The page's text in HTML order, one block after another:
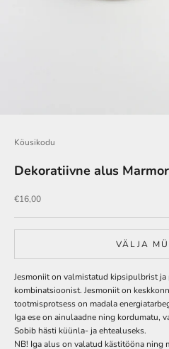
Köusikodu
Dekoratiivne alus
Soodushind
€16,00
VÄLJA
Jesmoniit on valmistatud kipsipulbrist ja
kombinatsioonist. Jesmoniit on
tootmisprotsess on madala
Iga ese on ainulaadne ning kordumatu,
Sobib hästi küünla- ja ehtealuseks.
NB! Iga alus on valatud kästitööna ning